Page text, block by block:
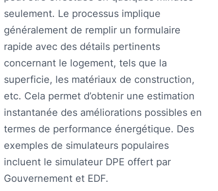
seulement. Le processus implique
généralement de remplir un formulaire
rapide avec des détails pertinents
concernant le logement, tels que la
superficie, les matériaux de construction,
etc. Cela permet d’obtenir une estimation
instantanée des améliorations possibles en
termes de performance énergétique. Des
exemples de simulateurs populaires
incluent le simulateur DPE offert par
Gouvernement et EDF.